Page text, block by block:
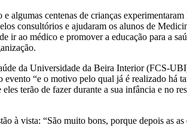
centenas de crianças experimentaram
consultórios e ajudaram os alunos de
ir ao médico e promover a educação para a
da Universidade da Beira Interior (FCS-
“e o motivo pelo qual já é realizado há
terão de fazer durante a sua infância e no
à vista: “São muito bons, porque depois as